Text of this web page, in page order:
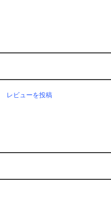
レビューを投稿